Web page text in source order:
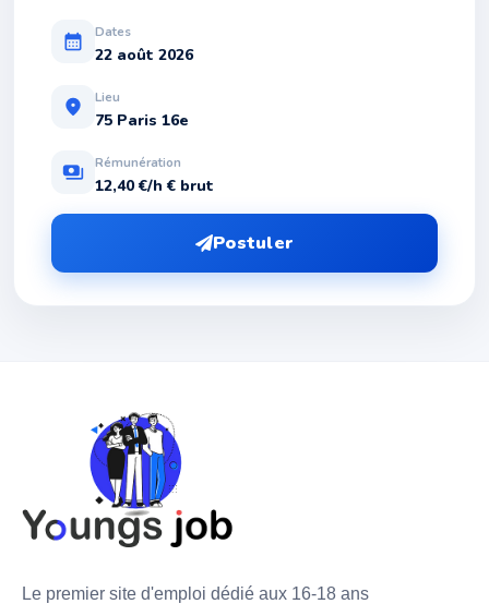
calendar_month Dates
22 août 2026
location_on Lieu
75 Paris 16e
payments Rémunération
12,40 €/h € brut
Postuler
Le premier site d'emploi dédié aux 16-18 ans